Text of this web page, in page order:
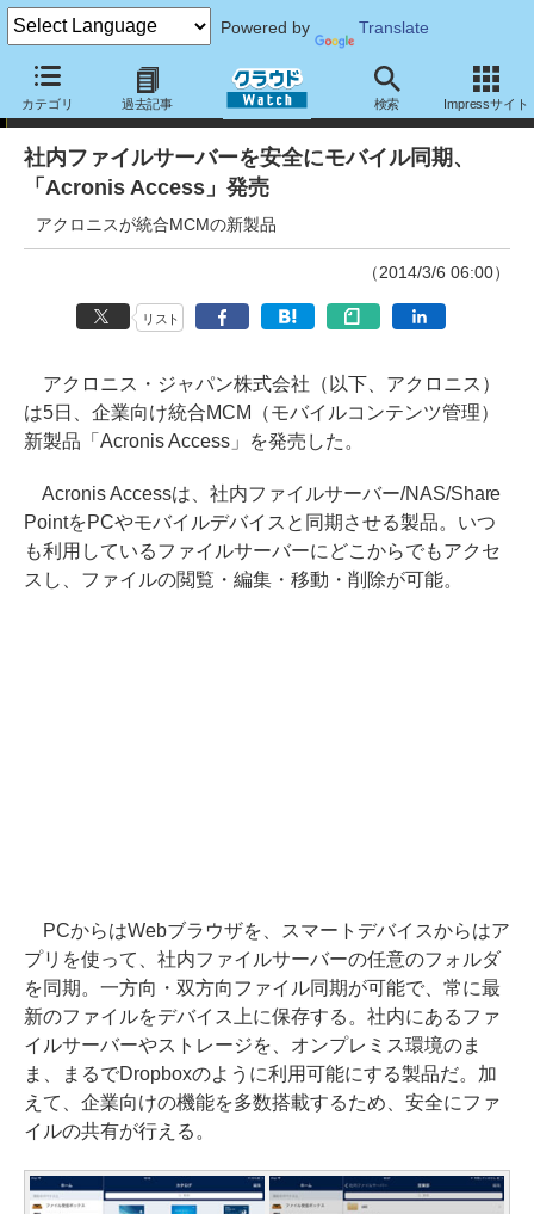
Powered by Translate
カテゴリ 過去記事 検索 Impressサイト
ニュース
社内ファイルサーバーを安全にモバイル同期、
「Acronis Access」発売
アクロニスが統合MCMの新製品
（2014/3/6 06:00）
リスト
アクロニス・ジャパン株式会社（以下、アクロニス）
は5日、企業向け統合MCM（モバイルコンテンツ管理）
新製品「Acronis Access」を発売した。
Acronis Accessは、社内ファイルサーバー/NAS/Share
PointをPCやモバイルデバイスと同期させる製品。いつ
も利用しているファイルサーバーにどこからでもアクセ
スし、ファイルの閲覧・編集・移動・削除が可能。
PCからはWebブラウザを、スマートデバイスからはア
プリを使って、社内ファイルサーバーの任意のフォルダ
を同期。一方向・双方向ファイル同期が可能で、常に最
新のファイルをデバイス上に保存する。社内にあるファ
イルサーバーやストレージを、オンプレミス環境のま
ま、まるでDropboxのように利用可能にする製品だ。加
えて、企業向けの機能を多数搭載するため、安全にファ
イルの共有が行える。